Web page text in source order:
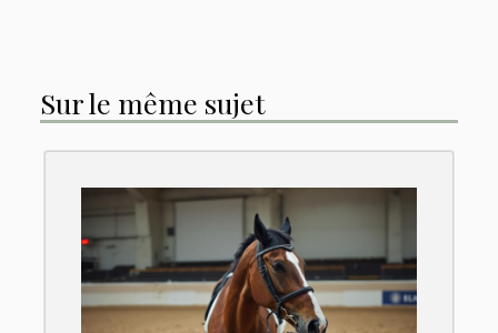
Sur le même sujet